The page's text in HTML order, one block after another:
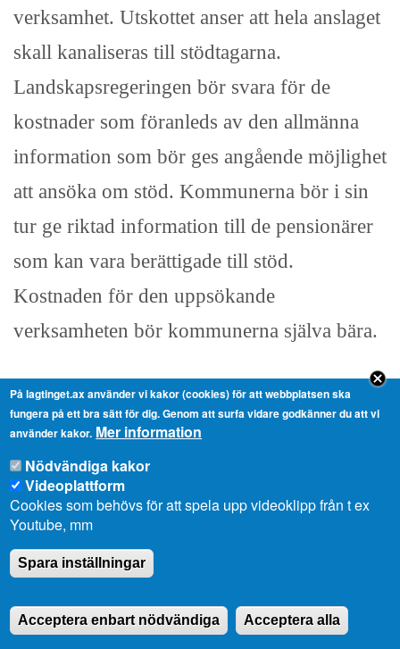
verksamhet. Utskottet anser att hela anslaget
skall kanaliseras till stödtagarna.
Landskapsregeringen bör svara för de
kostnader som föranleds av den allmänna
information som bör ges angående möjlighet
att ansöka om stöd. Kommunerna bör i sin
tur ge riktad information till de pensionärer
som kan vara berättigade till stöd.
Kostnaden för den uppsökande
verksamheten bör kommunerna själva bära.
Det här har diskuterats mycket och jag tror
att jag kan uttala mig på utskottets vägnar
och säga att vi inte ännu anser den här
lösningen optimal, men det är ett första
försök att komma vidare.
Det sitter en arbetsgrupp som arbetar med
frågan och vi hoppas att den så fort som
På lagtinget.ax använder vi kakor (cookies) för att webbplatsen ska
fungera på ett bra sätt för dig. Genom att surfa vidare godkänner du att vi
använder kakor. Mer information
Nödvändiga kakor
Videoplattform
Cookies som behövs för att spela upp videoklipp från t ex
Youtube, mm
Spara inställningar
Acceptera enbart nödvändiga Acceptera alla